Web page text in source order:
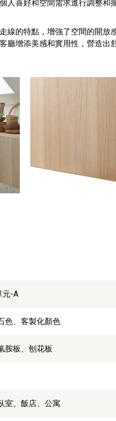
人喜好和空間需求進行調整和
線的特點，增強了空間的開放
廳增添美感和實用性，營造出
元-A
色、客製化顏色
胺板、刨花板
室、飯店、公寓